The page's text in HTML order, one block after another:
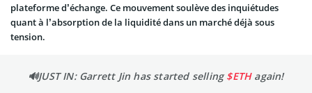
plateforme d’échange. Ce mouvement soulève des inquiétudes
quant à l’absorption de la liquidité dans un marché déjà sous
tension.
🔊JUST IN: Garrett Jin has started selling$ETHagain!